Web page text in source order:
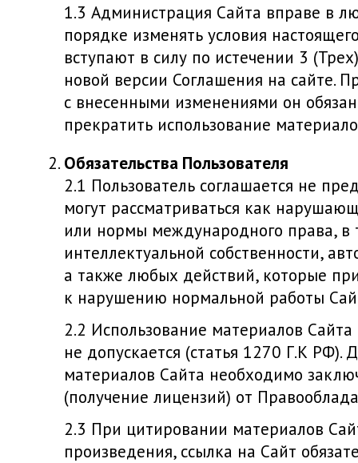
Администрация Сайта вправе в
порядке изменять условия
вступают в силу по истечении 3
новой версии Соглашения на сайте.
с внесенными изменениями он
прекратить использование
Обязательства Пользователя
Пользователь соглашается не
могут рассматриваться как
или нормы международного права, в
интеллектуальной собственности,
а также любых действий, которые
к нарушению нормальной работы
Использование материалов
не допускается (статья 1270 Г.К РФ).
материалов Сайта необходимо
(получение лицензий) от
При цитировании материалов
произведения, ссылка на Сайт